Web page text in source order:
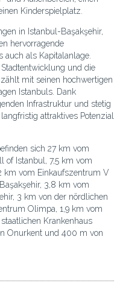
Kinderspielplatz.
in Istanbul-Başakşehir,
hervorragende
als Kapitalanlage.
und die
mit seinen hochwertigen
Istanbuls. Dank
Infrastruktur und stetig
attraktives Potenzial
sich 27 km vom
of Istanbul, 7,5 km vom
km vom Einkaufszentrum V
3,8 km vom
3 km von der nördlichen
Olimpa, 1,9 km vom
Krankenhaus
Onurkent und 400 m von